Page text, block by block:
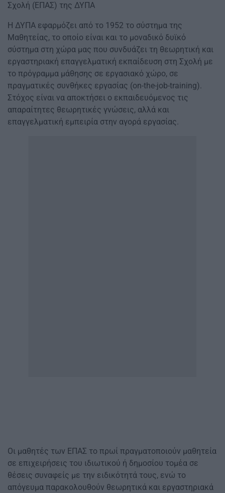
Σχολή (ΕΠΑΣ) της ΔΥΠΑ
Η ΔΥΠΑ εφαρμόζει από το 1952 το σύστημα της
Μαθητείας, το οποίο είναι και το μοναδικό δυϊκό
σύστημα στη χώρα μας που συνδυάζει τη θεωρητική και
εργαστηριακή επαγγελματική εκπαίδευση στη Σχολή με
το πρόγραμμα μάθησης σε εργασιακό χώρο, σε
πραγματικές συνθήκες εργασίας (on-the-job-training).
Στόχος είναι να αποκτήσει ο εκπαιδευόμενος τις
απαραίτητες θεωρητικές γνώσεις, αλλά και
επαγγελματική εμπειρία στην αγορά εργασίας.
Οι μαθητές των ΕΠΑΣ το πρωί πραγματοποιούν μαθητεία
σε επιχειρήσεις του ιδιωτικού ή δημοσίου τομέα σε
θέσεις συναφείς με την ειδικότητά τους, ενώ το
απόγευμα παρακολουθούν θεωρητικά και εργαστηριακά